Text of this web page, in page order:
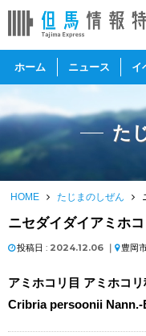
ホーム ニュース イ
た
HOME たじまのしぜん
ニセダイダイアミホコ
投稿日 : 2024.12.06 ｜ 豊岡
アミホコリ目 アミホコ
Cribria persoonii Nann.-